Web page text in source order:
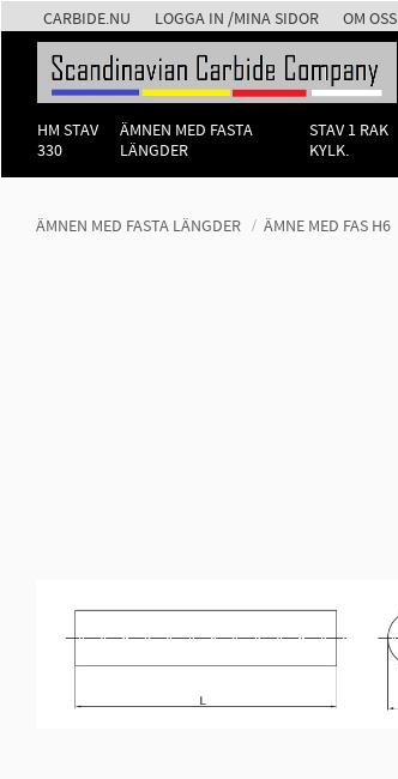
CARBIDE.NU LOGGA IN /MINA SIDOR OM OSS
HM STAV
330
ÄMNEN MED FASTA
LÄNGDER
STAV 1 RAK
KYLK.
ÄMNEN MED FASTA LÄNGDER ÄMNE MED FAS H6